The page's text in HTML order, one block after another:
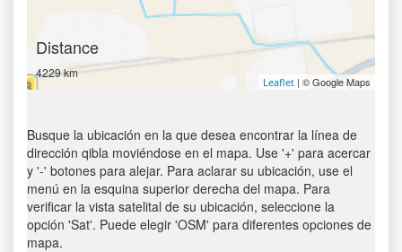
Distance
4229 km
Leaflet | © Google Maps
Busque la ubicación en la que desea encontrar la línea de
dirección qibla moviéndose en el mapa. Use '+' para acercar
y '-' botones para alejar. Para aclarar su ubicación, use el
menú en la esquina superior derecha del mapa. Para
verificar la vista satelital de su ubicación, seleccione la
opción 'Sat'. Puede elegir 'OSM' para diferentes opciones de
mapa.